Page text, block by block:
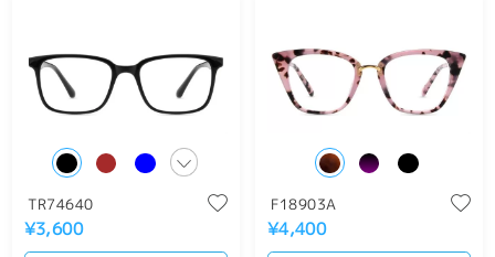
TR74640
¥3,600
F18903A
¥4,400